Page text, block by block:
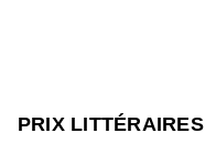
PRIX LITTÉRAIRES